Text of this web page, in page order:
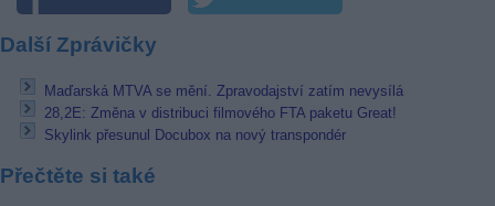
Další Zprávičky
Maďarská MTVA se mění. Zpravodajství zatím nevysílá
28,2E: Změna v distribuci filmového FTA paketu Great!
Skylink přesunul Docubox na nový transpondér
Přečtěte si také